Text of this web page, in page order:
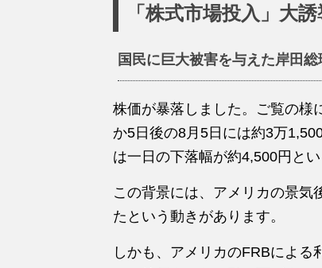
「株式市場投入」大
国民に巨大被害を与えた岸田
株価が暴落しました。ご覧の様
か5日後の8月5日には約3万
は一日の下落幅が約4,500円と
この背景には、アメリカの景気
たという動きがあります。
しかも、アメリカのFRBによ